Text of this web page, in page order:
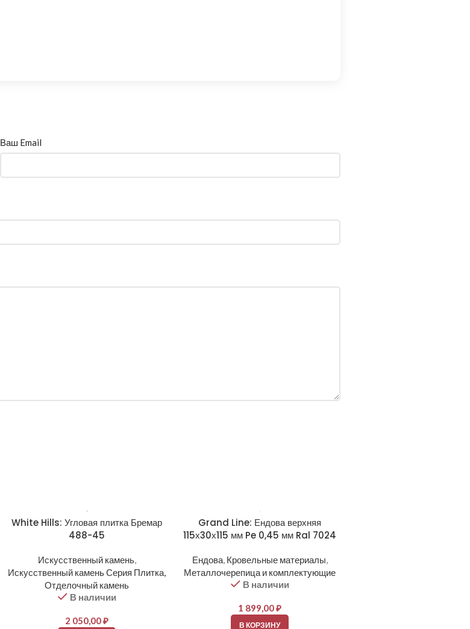
Ваш Email
White Hills: Угловая плитка Бремар
488-45
Искусственный камень,
Искусственный камень Серия Плитка,
Отделочный камень
В наличии
2 050,00₽
Grand Line: Ендова верхняя
115х30х115 мм Pe 0,45 мм Ral 7024
Ендова, Кровельные материалы,
Металлочерепица и комплектующие
В наличии
1 899,00₽
В КОРЗИНУ